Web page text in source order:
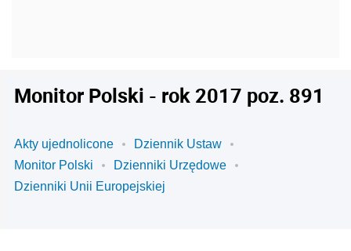
Monitor Polski - rok 2017 poz. 891
Akty ujednolicone
Dziennik Ustaw
Monitor Polski
Dzienniki Urzędowe
Dzienniki Unii Europejskiej